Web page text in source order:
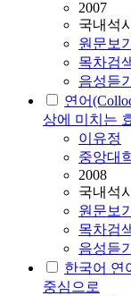
2007
국내석
원문보기
목차검
음성듣기
연어
상에 미치는
이유정
중앙대
2008
국내석
원문보기
목차검
음성듣기
한국어 연
중심으로